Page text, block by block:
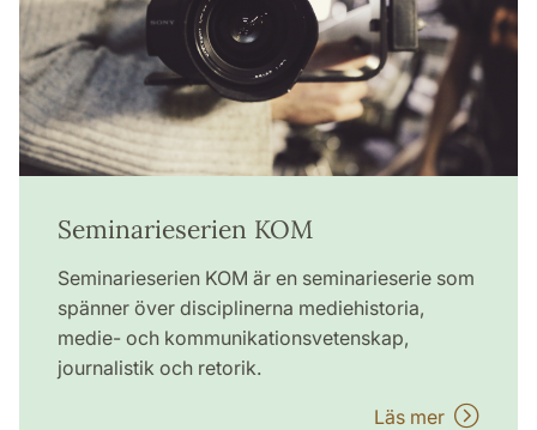
Seminarieserien KOM
Seminarieserien KOM är en seminarieserie som
spänner över disciplinerna mediehistoria,
medie- och kommunikationsvetenskap,
journalistik och retorik.
Läs mer